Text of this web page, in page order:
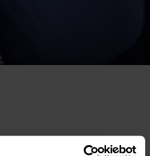
allsidig. Enten